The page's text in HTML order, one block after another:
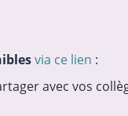
via ce lien :
avec vos